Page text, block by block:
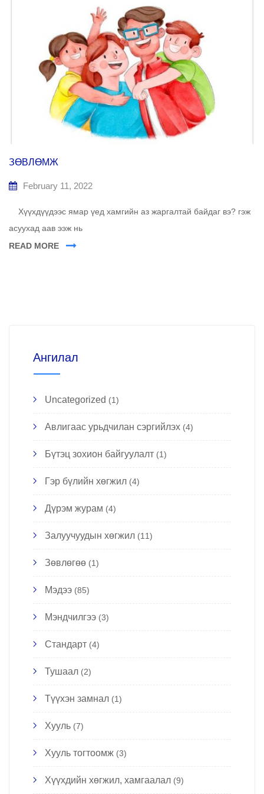
ЗӨВЛӨМЖ
February 11, 2022
Хүүхдүүдээс ямар үед хамгийн аз жаргалтай байдаг вэ? гэж
асуухад аав ээж нь
READ MORE
Ангилал
Uncategorized (1)
Авлигаас урьдчилан сэргийлэх (4)
Бүтэц зохион байгуулалт (1)
Гэр бүлийн хөгжил (4)
Дүрэм журам (4)
Залуучуудын хөгжил (11)
Зөвлөгөө (1)
Мэдээ (85)
Мэндчилгээ (3)
Стандарт (4)
Тушаал (2)
Түүхэн замнал (1)
Хууль (7)
Хууль тогтоомж (3)
Хүүхдийн хөгжил, хамгаалал (9)